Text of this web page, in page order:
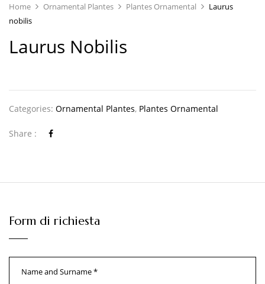
Home Ornamental Plantes Plantes Ornamental
Laurus
nobilis
Laurus Nobilis
Categories: Ornamental Plantes, Plantes Ornamental
Share :
Form di richiesta